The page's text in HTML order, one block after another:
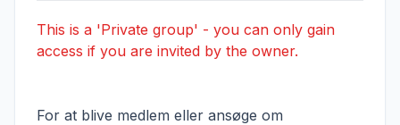
This is a 'Private group' - you can only gain
access if you are invited by the owner.
For at blive medlem eller ansøge om